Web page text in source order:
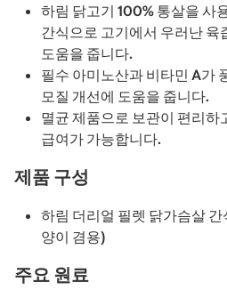
하림 닭고기 100% 통살을 사
간식으로 고기에서 우러난 육
도움을 줍니다.
필수 아미노산과 비타민 A가
모질 개선에 도움을 줍니다.
멸균 제품으로 보관이 편리하
급여가 가능합니다.
제품 구성
하림 더리얼 필렛 닭가슴살
양이 겸용)
주요 원료